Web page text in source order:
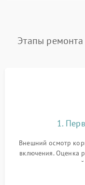
Этапы
1.
Внешний осмотр
включения. Оценка
проверка
прицельной сетки.